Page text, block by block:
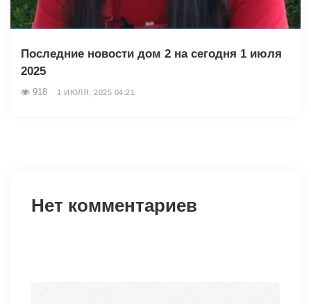
Последние новости дом 2 на сегодня 1 июля
2025
918 1 ИЮЛЯ, 2025 04:21
Нет комментариев